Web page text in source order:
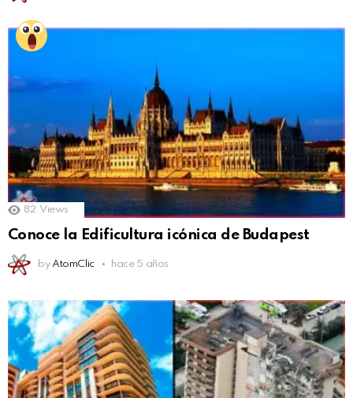
82 Views
Conoce la Edificultura icónica de Budapest
by AtomClic hace 5 años